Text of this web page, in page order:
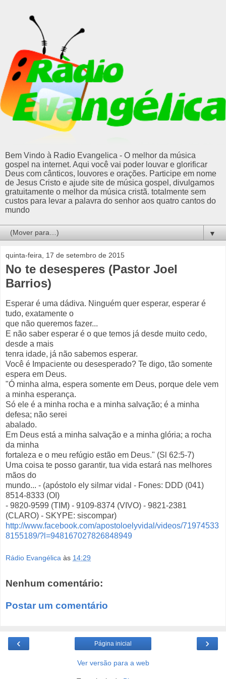
Bem Vindo à Radio Evangelica - O melhor da música
gospel na internet. Aqui você vai poder louvar e glorificar
Deus com cânticos, louvores e orações. Participe em nome
de Jesus Cristo e ajude site de música gospel, divulgamos
gratuitamente o melhor da música cristã. totalmente sem
custos para levar a palavra do senhor aos quatro cantos do
mundo
▼
quinta-feira, 17 de setembro de 2015
No te desesperes (Pastor Joel
Barrios)
Esperar é uma dádiva. Ninguém quer esperar, esperar é
tudo, exatamente o
que não queremos fazer...
E não saber esperar é o que temos já desde muito cedo,
desde a mais
tenra idade, já não sabemos esperar.
Você é Impaciente ou desesperado? Te digo, tão somente
espera em Deus.
"Ó minha alma, espera somente em Deus, porque dele vem
a minha esperança.
Só ele é a minha rocha e a minha salvação; é a minha
defesa; não serei
abalado.
Em Deus está a minha salvação e a minha glória; a rocha
da minha
fortaleza e o meu refúgio estão em Deus." (Sl 62:5-7)
Uma coisa te posso garantir, tua vida estará nas melhores
mãos do
mundo... - (apóstolo ely silmar vidal - Fones: DDD (041)
8514-8333 (OI)
- 9820-9599 (TIM) - 9109-8374 (VIVO) - 9821-2381
(CLARO) - SKYPE: siscompar)
http://www.facebook.com/apostoloelyvidal/videos/71974533
8155189/?l=948167027826848949
Rádio Evangélica às 14:29
Nenhum comentário:
Postar um comentário
‹ ›
Página inicial
Ver versão para a web